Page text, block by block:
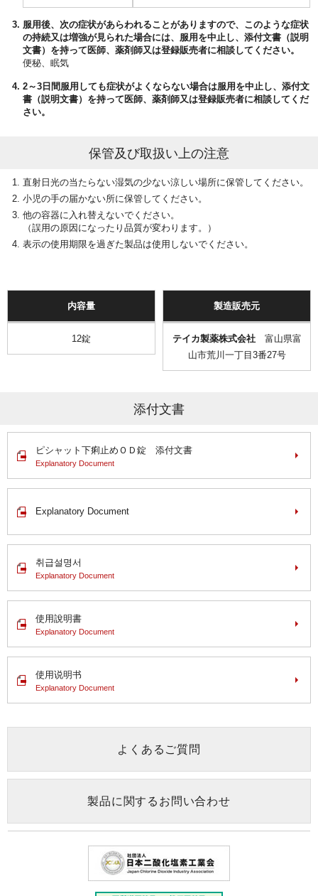
服用後、次の症状があらわれることがありますので、このような症状
の持続又は増強が見られた場合には、服用を中止し、添付文書（説明
文書）を持って医師、薬剤師又は登録販売者に相談してください。
便秘、眠気
2～3日間服用しても症状がよくならない場合は服用を中止し、添付文
書（説明文書）を持って医師、薬剤師又は登録販売者に相談してくだ
さい。
保管及び取扱い上の注意
直射日光の当たらない湿気の少ない涼しい場所に保管してください。
小児の手の届かない所に保管してください。
他の容器に入れ替えないでください。
（誤用の原因になったり品質が変わります。）
表示の使用期限を過ぎた製品は使用しないでください。
内容量
12錠
製造販売元
テイカ製薬株式会社富山県富
山市荒川一丁目3番27号
添付文書
ピシャット下痢止めＯＤ錠 添付文書
Explanatory Document
Explanatory Document
취급설명서
Explanatory Document
使用說明書
Explanatory Document
使用说明书
Explanatory Document
よくあるご質問
製品に関するお問い合わせ